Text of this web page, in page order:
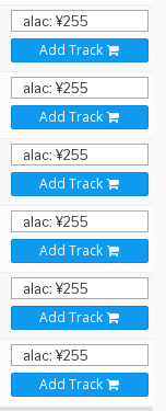
Add Track
Add Track
Add Track
Add Track
Add Track
Add Track